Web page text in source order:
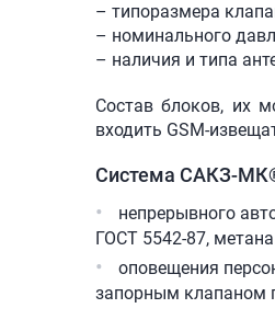
– типоразмера
– номинального
– наличия и типа
Состав блоков, их
входить GSM-
Система САКЗ-
непрерывного
ГОСТ 5542-87,
оповещения
запорным клапаном